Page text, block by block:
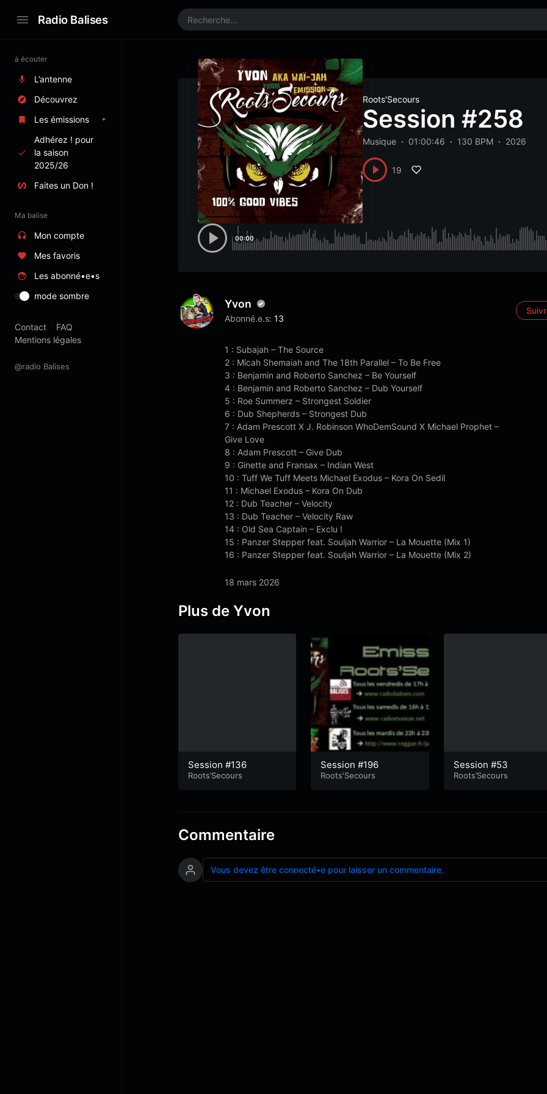
Radio Balises
à écouter
L’antenne
Découvrez
Les émissions
Adhérez ! pour
la saison
2025/26
Faites un Don !
Ma balise
Mon compte
Mes favoris
Les abonné•e•s
mode sombre
Contact
FAQ
Mentions légales
@radio Balises
Roots'Secours
Session #258
Musique 01:00:46 130 BPM 2026
19
00:00
Yvon
Abonné.e.s: 13
1 : Subajah – The Source
2 : Micah Shemaiah and The 18th Parallel – To Be Free
3 : Benjamin and Roberto Sanchez – Be Yourself
4 : Benjamin and Roberto Sanchez – Dub Yourself
5 : Roe Summerz – Strongest Soldier
6 : Dub Shepherds – Strongest Dub
7 : Adam Prescott X J. Robinson WhoDemSound X Michael Prophet –
Give Love
8 : Adam Prescott – Give Dub
9 : Ginette and Fransax – Indian West
10 : Tuff We Tuff Meets Michael Exodus – Kora On Sedil
11 : Michael Exodus – Kora On Dub
12 : Dub Teacher – Velocity
13 : Dub Teacher – Velocity Raw
14 : Old Sea Captain – Exclu !
15 : Panzer Stepper feat. Souljah Warrior – La Mouette (Mix 1)
16 : Panzer Stepper feat. Souljah Warrior – La Mouette (Mix 2)
18 mars 2026
Plus de Yvon
Session #136
Roots’Secours
Session #196
Roots'Secours
Session #53
Roots’Secours
Commentaire
Vous devez être connecté•e pour laisser un commentaire.